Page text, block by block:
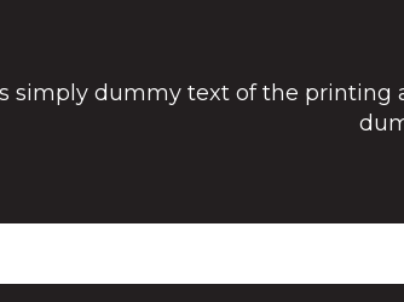
simply dummy text of the printing